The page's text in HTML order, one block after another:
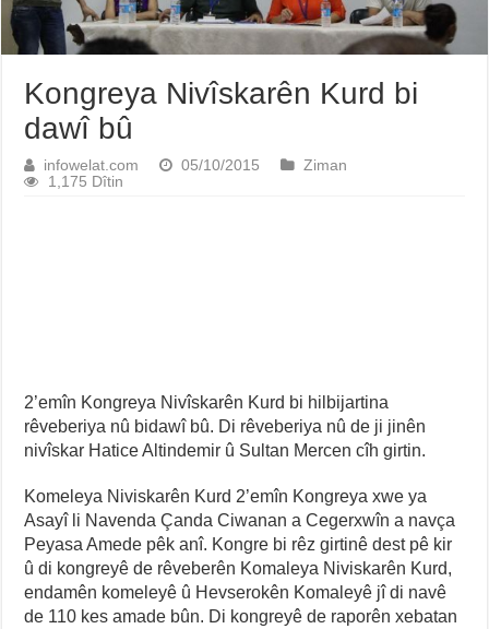
Kongreya Nivîskarên Kurd bi
dawî bû
infowelat.com 05/10/2015
Ziman
1,175 Dîtin
2’emîn Kongreya Nivîskarên Kurd bi hilbijartina
rêveberiya nû bidawî bû. Di rêveberiya nû de ji jinên
nivîskar Hatice Altindemir û Sultan Mercen cîh girtin.
Komeleya Niviskarên Kurd 2’emîn Kongreya xwe ya
Asayî li Navenda Çanda Ciwanan a Cegerxwîn a navça
Peyasa Amede pêk anî. Kongre bi rêz girtinê dest pê kir
û di kongreyê de rêveberên Komaleya Niviskarên Kurd,
endamên komeleyê û Hevserokên Komaleyê jî di navê
de 110 kes amade bûn. Di kongreyê de raporên xebatan